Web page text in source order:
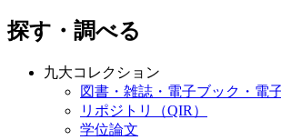
探す・調べる
九大コレクション
図書・雑誌・電子ブック・電
リポジトリ（QIR）
学位論文